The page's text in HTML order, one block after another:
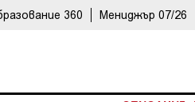
360 Мениджър 07/26